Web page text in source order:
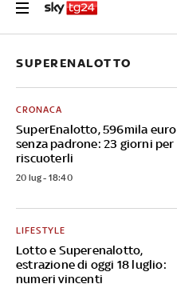
SUPERENALOTTO
SuperEnalotto, 596mila euro
senza padrone: 23 giorni per
riscuoterli
CRONACA
20 lug - 18:40
Lotto e Superenalotto,
estrazione di oggi 18 luglio:
numeri vincenti
LIFESTYLE